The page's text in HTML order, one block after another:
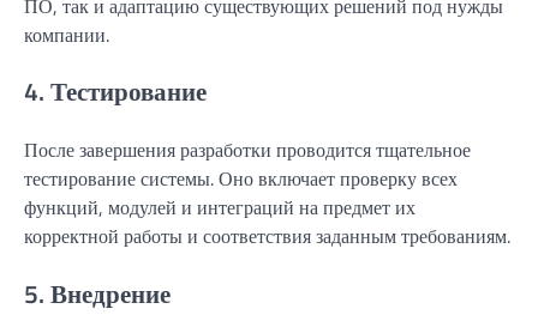
компании.
4. Тестирование
После завершения разработки проводится тщательное
тестирование системы. Оно включает проверку всех
функций, модулей и интеграций на предмет их
корректной работы и соответствия заданным требованиям.
5. Внедрение